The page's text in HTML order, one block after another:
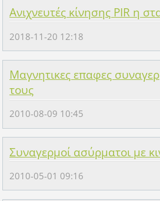
Ανιχνευτές κίνησης PIR η
2018-11-20 12:18
Μαγνητικες επαφες
τους
2010-08-09 10:45
Συναγερμοί ασύρματοι με
2010-05-01 09:16